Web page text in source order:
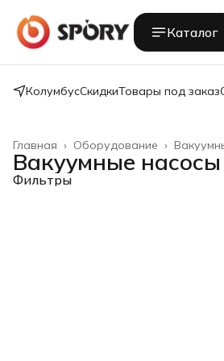
Каталог
КолумбусСкидкиТовары под заказ
Оборудование ›
Главная ›
Вакуумные насосы
Фильтры